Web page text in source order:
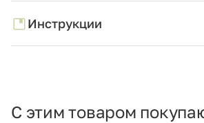
Инструкции
С этим товаром